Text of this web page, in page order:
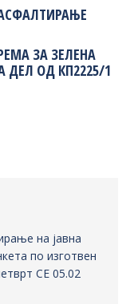
ЗА ЗЕЛЕНА
ДЕЛ ОД КП2225/1
на јавна
по изготвен
СЕ 05.02